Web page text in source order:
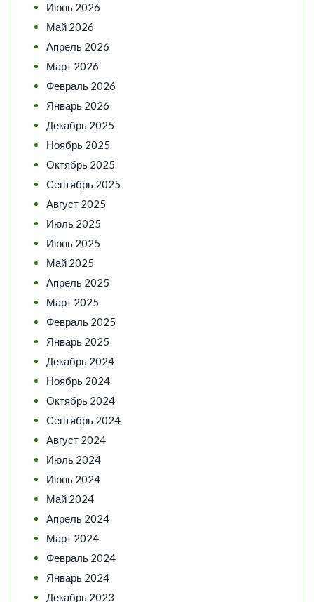
Июнь 2026
Май 2026
Апрель 2026
Март 2026
Февраль 2026
Январь 2026
Декабрь 2025
Ноябрь 2025
Октябрь 2025
Сентябрь 2025
Август 2025
Июль 2025
Июнь 2025
Май 2025
Апрель 2025
Март 2025
Февраль 2025
Январь 2025
Декабрь 2024
Ноябрь 2024
Октябрь 2024
Сентябрь 2024
Август 2024
Июль 2024
Июнь 2024
Май 2024
Апрель 2024
Март 2024
Февраль 2024
Январь 2024
Декабрь 2023